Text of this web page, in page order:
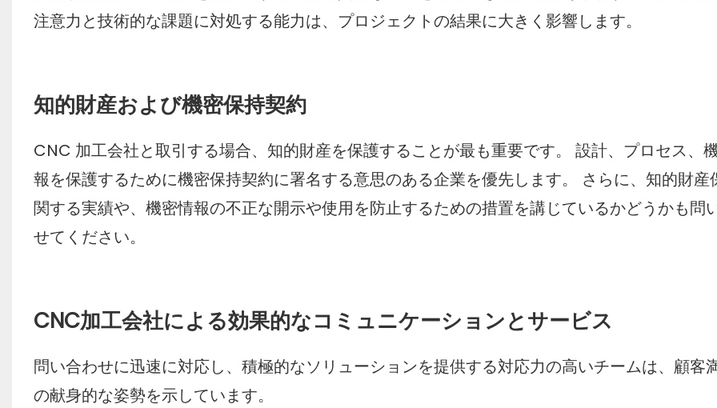
注意力と技術的な課題に対処する能力は、プロジェクトの結果に大きく影響します。
知的財産および機密保持契約
CNC 加工会社と取引する場合、知的財産を保護することが最も重要です。 設計、プロセス、
報を保護するために機密保持契約に署名する意思のある企業を優先します。 さらに、知的財産
関する実績や、機密情報の不正な開示や使用を防止するための措置を講じているかどうかも問
せてください。
CNC加工会社による効果的なコミュニケーションとサービス
問い合わせに迅速に対応し、積極的なソリューションを提供する対応力の高いチームは、顧客
の献身的な姿勢を示しています。